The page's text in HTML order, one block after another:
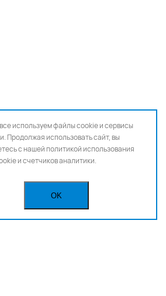
используем файлы cookie и сервисы
Продолжая использовать сайт, вы
с нашейполитикой использования
и счетчиков аналитики.
OK